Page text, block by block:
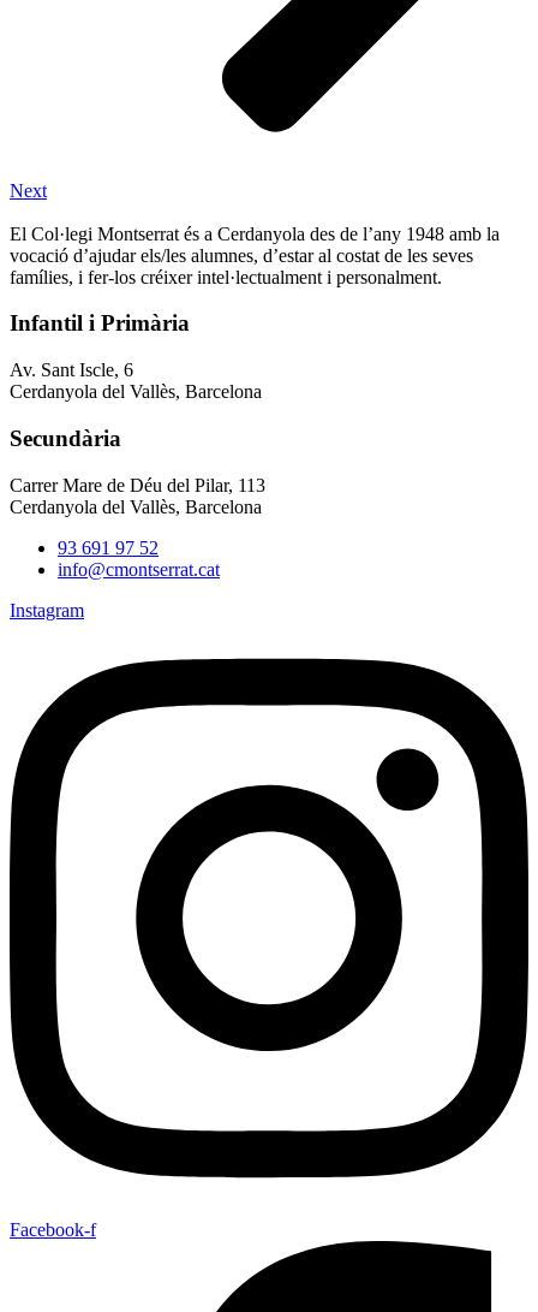
Next
El Col·legi Montserrat és a Cerdanyola des de l’any 1948 amb la
vocació d’ajudar els/les alumnes, d’estar al costat de les seves
famílies, i fer-los créixer intel·lectualment i personalment.
Infantil i Primària
Av. Sant Iscle, 6
Cerdanyola del Vallès, Barcelona
Secundària
Carrer Mare de Déu del Pilar, 113
Cerdanyola del Vallès, Barcelona
93 691 97 52
info@cmontserrat.cat
Instagram
Facebook-f